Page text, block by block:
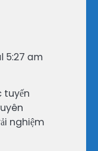
5:27 am
tuyến
nghiệm